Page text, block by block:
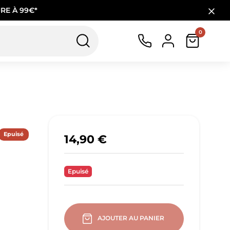
À 99€*
0
Epuisé 14,90 €
Epuisé
AJOUTER AU PANIER